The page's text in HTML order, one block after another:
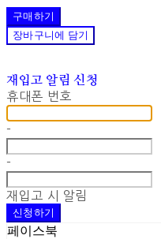
구매하기
장바구니에 담기
재입고 알림 신청
휴대폰 번호
-
-
재입고 시 알림
신청하기
페이스북